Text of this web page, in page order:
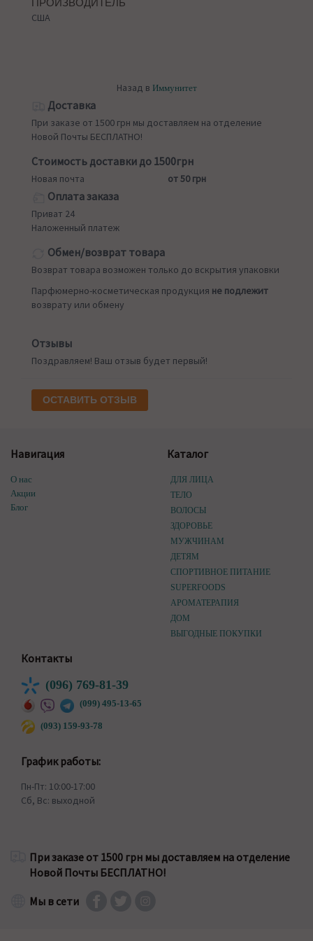
ПРОИЗВОДИТЕЛЬ
США
Назад в Иммунитет
Доставка
При заказе от 1500 грн мы доставляем на отделение
Новой Почты БЕСПЛАТНО!
Стоимость доставки до 1500грн
Новая почта от 50 грн
Оплата заказа
Приват 24
Наложенный платеж
Обмен/возврат товара
Возврат товара возможен только до вскрытия упаковки
Парфюмерно-косметическая продукция не подлежит
возврату или обмену
Отзывы
Поздравляем! Ваш отзыв будет первый!
ОСТАВИТЬ ОТЗЫВ
Навигация
О нас
Акции
Блог
Каталог
ДЛЯ ЛИЦА
ТЕЛО
ВОЛОСЫ
ЗДОРОВЬЕ
МУЖЧИНАМ
ДЕТЯМ
СПОРТИВНОЕ ПИТАНИЕ
SUPERFOODS
АРОМАТЕРАПИЯ
ДОМ
ВЫГОДНЫЕ ПОКУПКИ
Контакты
(096) 769-81-39
(099) 495-13-65
(093) 159-93-78
График работы:
Пн-Пт: 10:00-17:00
Сб, Вс: выходной
При заказе от 1500 грн мы доставляем на отделение
Новой Почты БЕСПЛАТНО!
Мы в сети